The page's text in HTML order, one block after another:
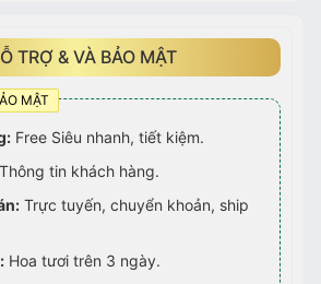
TRỢ & VÀ BẢO MẬT
MẬT
Free Siêu nhanh, tiết kiệm.
Thông tin khách hàng.
Trực tuyến, chuyển khoản, ship
Hoa tươi trên 3 ngày.